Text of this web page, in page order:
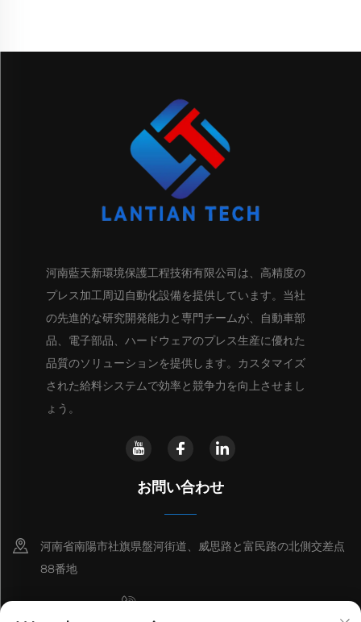
河南藍天新環境保護工程技術有限公司は、高精度の
プレス加工周辺自動化設備を提供しています。当社
の先進的な研究開発能力と専門チームが、自動車部
品、電子部品、ハードウェアのプレス生産に優れた
品質のソリューションを提供します。カスタマイズ
された給料システムで効率と競争力を向上させまし
ょう。
お問い合わせ
河南省南陽市社旗県盤河街道、威思路と富民路の北側交差点
88番地
+8615993153189